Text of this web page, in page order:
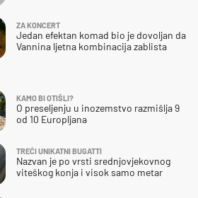
KAMO BI OTIŠLI?
O preseljenju u inozemstvo razmišlja 9
od 10 Europljana
TREĆI UNIKATNI BUGATTI
Nazvan je po vrsti srednjovjekovnog
viteškog konja i visok samo metar
ZA KONCERT
Jedan efektan komad bio je dovoljan da
Vannina ljetna kombinacija zablista